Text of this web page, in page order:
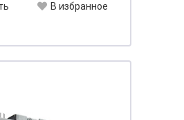
В избранное